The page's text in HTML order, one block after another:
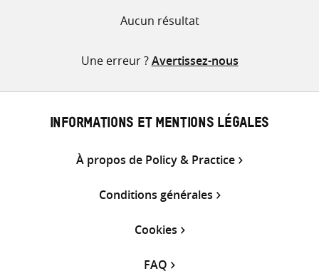
Aucun résultat
Une erreur ?Avertissez-nous
INFORMATIONS ET MENTIONS LÉGALES
À propos de Policy & Practice
Conditions générales
Cookies
FAQ